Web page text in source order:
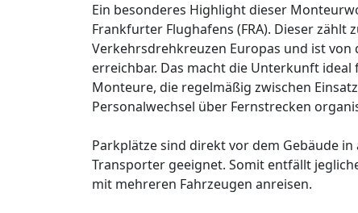
Ein besonderes Highlight dieser
Frankfurter Flughafens (FRA). Dieser
Verkehrsdrehkreuzen Europas und ist
erreichbar. Das macht die Unterkunft
Monteure, die regelmäßig zwischen
Personalwechsel über Fernstrecken
Parkplätze sind direkt vor dem Gebäude
Transporter geeignet. Somit entfällt
mit mehreren Fahrzeugen anreisen.